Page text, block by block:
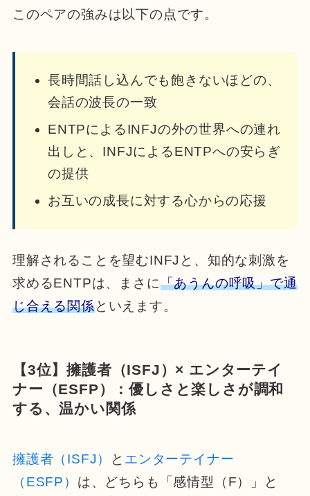
このペアの強みは以下の点です。
長時間話し込んでも飽きないほどの、
会話の波長の一致
ENTPによるINFJの外の世界への連れ
出しと、INFJによるENTPへの安らぎ
の提供
お互いの成長に対する心からの応援
理解されることを望むINFJと、知的な刺激を
求めるENTPは、まさに「あうんの呼吸」で通
じ合える関係といえます。
【3位】擁護者（ISFJ）× エンターテイ
ナー（ESFP）：優しさと楽しさが調和
する、温かい関係
擁護者（ISFJ） と エンターテイナー
（ESFP） は、どちらも「感情型（F）」と